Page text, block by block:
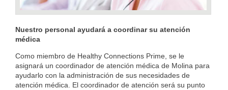
Nuestro personal ayudará a coordinar su atención
médica
Como miembro de Healthy Connections Prime, se le
asignará un coordinador de atención médica de Molina para
ayudarlo con la administración de sus necesidades de
atención médica. El coordinador de atención será su punto